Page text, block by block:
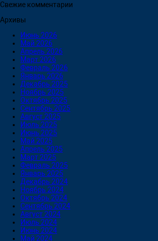
Свежие комментарии
Архивы
Июнь 2026
Май 2026
Апрель 2026
Март 2026
Февраль 2026
Январь 2026
Декабрь 2025
Ноябрь 2025
Октябрь 2025
Сентябрь 2025
Август 2025
Июль 2025
Июнь 2025
Май 2025
Апрель 2025
Март 2025
Февраль 2025
Январь 2025
Декабрь 2024
Ноябрь 2024
Октябрь 2024
Сентябрь 2024
Август 2024
Июль 2024
Июнь 2024
Май 2024